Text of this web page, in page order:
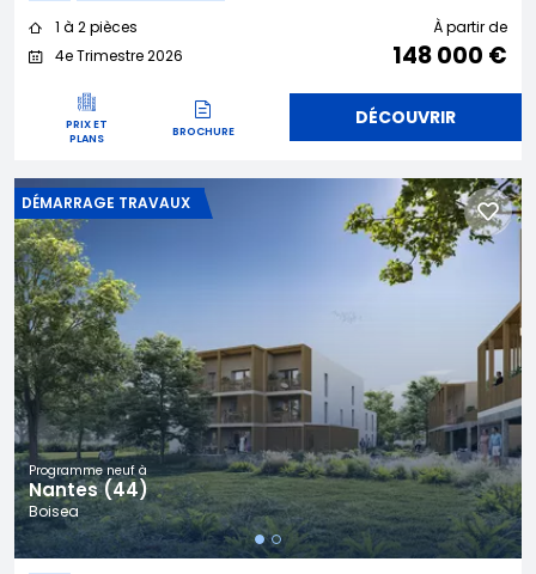
1 à 2 pièces
4e Trimestre 2026
À partir de
148 000 €
PRIX ET
PLANS
BROCHURE
DÉCOUVRIR
Programme neuf à
Nantes (44)
Boisea
DÉMARRAGE TRAVAUX